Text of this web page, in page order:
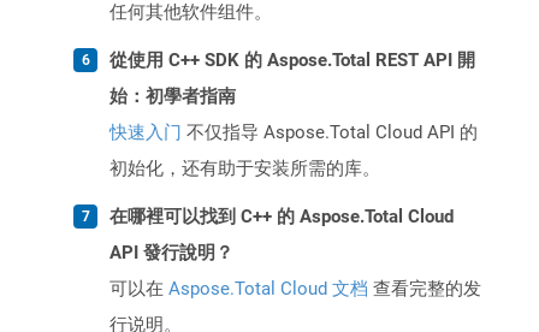
任何其他软件组件。
從使用 C++ SDK 的 Aspose.Total REST API 開
始：初學者指南
快速入门 不仅指导 Aspose.Total Cloud API 的
初始化，还有助于安装所需的库。
在哪裡可以找到 C++ 的 Aspose.Total Cloud
API 發行說明？
可以在 Aspose.Total Cloud 文档 查看完整的发
行说明。